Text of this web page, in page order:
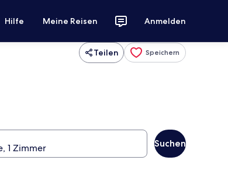
Hilfe Meine Reisen Anmelden
Teilen Speichern
Suchen